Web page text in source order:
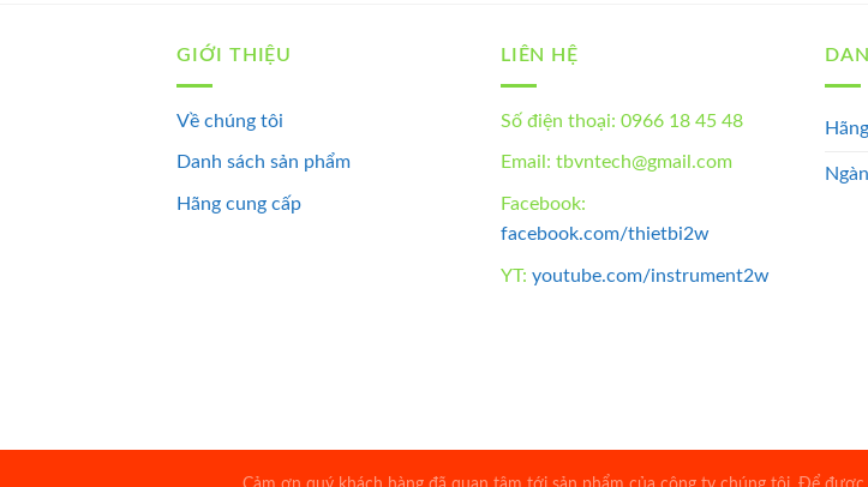
GIỚI THIỆU
Về chúng tôi
Danh sách sản phẩm
Hãng cung cấp
LIÊN HỆ
Số điện thoại: 0966 18 45 48
Email: tbvntech@gmail.com
Facebook:
facebook.com/thietbi2w
YT: youtube.com/instrument2w
Hãng